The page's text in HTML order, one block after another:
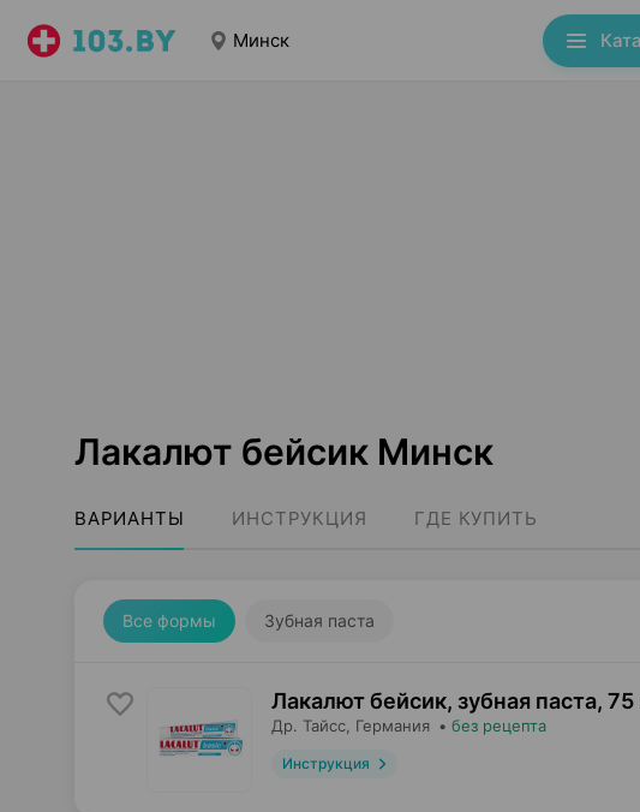
Минск
Лакалют бейсик Минск
ВАРИАНТЫ ИНСТРУКЦИЯ ГДЕ КУПИТЬ
Все формы Зубная паста
Лакалют бейсик, зубная паста, 75
Др. Тайсс , Германия • без рецепта
Инструкция